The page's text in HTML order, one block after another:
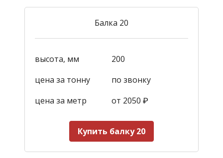
Балка 20
высота, мм
200
цена за тонну
по звонку
цена за метр
от 2050 ₽
Купить балку 20